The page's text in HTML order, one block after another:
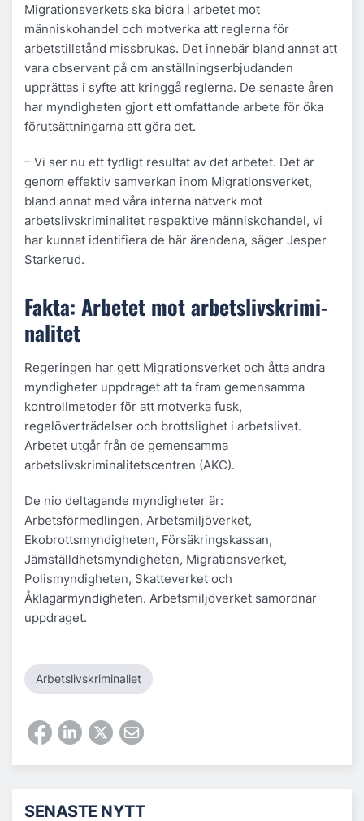
Migrationsverkets ska bidra i arbetet mot
människohandel och motverka att reglerna för
arbetstillstånd missbrukas. Det innebär bland annat att
vara observant på om anställningserbjudanden
upprättas i syfte att kringgå reglerna. De senaste åren
har myndigheten gjort ett omfattande arbete för öka
förutsättningarna att göra det.
– Vi ser nu ett tydligt resultat av det arbetet. Det är
genom effektiv samverkan inom Migrationsverket,
bland annat med våra interna nätverk mot
arbetslivskriminalitet respektive människohandel, vi
har kunnat identifiera de här ärendena, säger Jesper
Starkerud.
Fakta: Arbetet mot arbets­livskri­mi­
na­litet
Regeringen har gett Migrationsverket och åtta andra
myndigheter uppdraget att ta fram gemensamma
kontrollmetoder för att motverka fusk,
regelöverträdelser och brottslighet i arbetslivet.
Arbetet utgår från de gemensamma
arbetslivskriminalitetscentren (AKC).
De nio deltagande myndigheter är:
Arbetsförmedlingen, Arbetsmiljöverket,
Ekobrottsmyndigheten, Försäkringskassan,
Jämställdhetsmyndigheten, Migrationsverket,
Polismyndigheten, Skatteverket och
Åklagarmyndigheten. Arbetsmiljöverket samordnar
uppdraget.
Arbetslivskriminaliet
SENASTE NYTT